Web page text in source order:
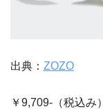
出典： ZOZO
￥9,709-（税込み）